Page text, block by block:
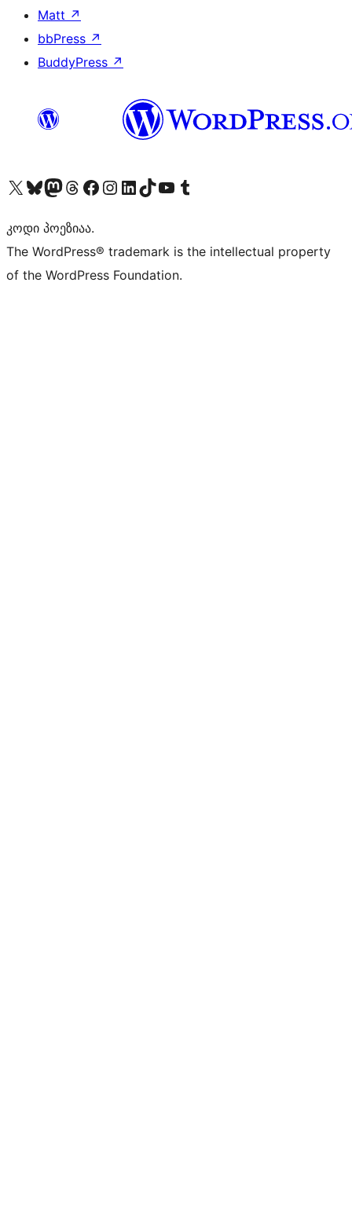
Matt ↗
bbPress ↗
BuddyPress ↗
Visit our X (formerly Twitter) account
Visit our Bluesky account
Visit our Mastodon account
Visit our Threads account
Visit our Facebook page
Visit our Instagram account
Visit our LinkedIn account
Visit our TikTok account
Visit our YouTube channel
Visit our Tumblr account
კოდი პოეზიაა.
The WordPress® trademark is the intellectual property
of the WordPress Foundation.